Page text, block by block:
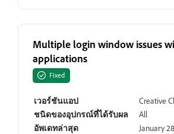
Multiple login window issues
applications
Fixed
เวอร์ชันแอป
Creative
ชนิดของอุปกรณ์ที่ได้รับผล
All
อัพเดทล่าสุด
January